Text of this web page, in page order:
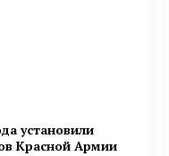
установили
Красной Армии